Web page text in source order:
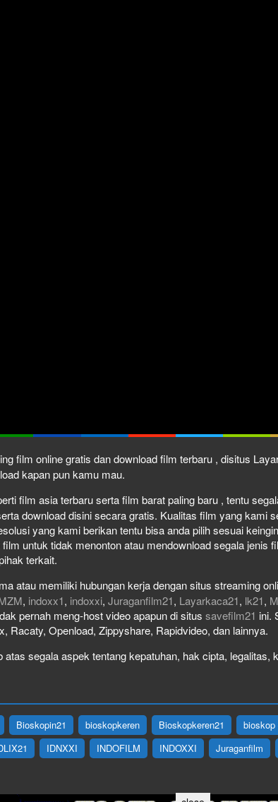
film online gratis dan download film terbaru , disitus
kapan pun kamu mau.
film asia terbaru serta film barat paling baru , tentu
download disini secara gratis. Kualitas film yang kami
yang kami berikan tentu bisa anda pilih sesuai
untuk tidak menonton atau mendownload segala jenis
terkait.
atau memiliki hubungan kerja dengan situs streaming
, indoxx1, indoxxi, Juraganfilm21, Layarkaca21, lk21,
pernah meng-host video apapun di situs savefilm21 ini.
Racaty, Openload, Zippyshare, Rapidvideo, dan lainnya.
atas segala aspek tentang kepatuhan, hak cipta,
Bioskopin21 bioskopkeren Bioskopkeren21 bioskop
IDNXXI INDOFILM INDOXXI Juraganfilm